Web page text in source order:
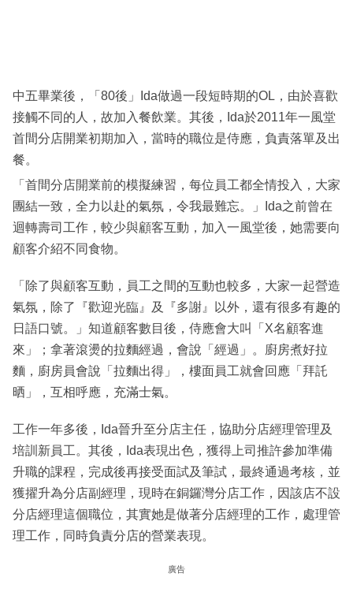
閱
專
區
中五畢業後，「80後」Ida做過一段短時期的OL，由於喜歡
接觸不同的人，故加入餐飲業。其後，Ida於2011年一風堂
首間分店開業初期加入，當時的職位是侍應，負責落單及出
餐。
「首間分店開業前的模擬練習，每位員工都全情投入，大家
團結一致，全力以赴的氣氛，令我最難忘。」Ida之前曾在
迴轉壽司工作，較少與顧客互動，加入一風堂後，她需要向
顧客介紹不同食物。
「除了與顧客互動，員工之間的互動也較多，大家一起營造
氣氛，除了『歡迎光臨』及『多謝』以外，還有很多有趣的
日語口號。」知道顧客數目後，侍應會大叫「X名顧客進
來」；拿著滾燙的拉麵經過，會說「經過」。廚房煮好拉
麵，廚房員會說「拉麵出得」，樓面員工就會回應「拜託
晒」，互相呼應，充滿士氣。
工作一年多後，Ida晉升至分店主任，協助分店經理管理及
培訓新員工。其後，Ida表現出色，獲得上司推許參加準備
升職的課程，完成後再接受面試及筆試，最終通過考核，並
獲擢升為分店副經理，現時在銅鑼灣分店工作，因該店不設
分店經理這個職位，其實她是做著分店經理的工作，處理管
理工作，同時負責分店的營業表現。
廣告